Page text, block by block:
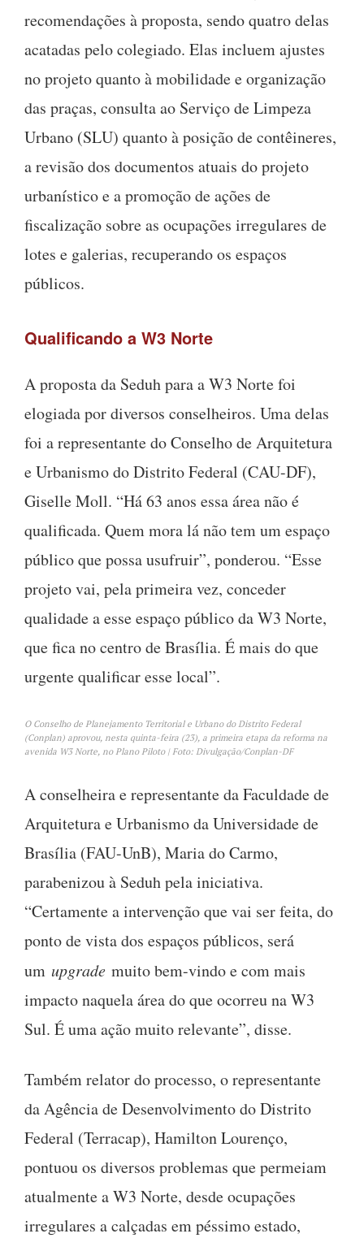
recomendações à proposta, sendo quatro delas
acatadas pelo colegiado. Elas incluem ajustes
no projeto quanto à mobilidade e organização
das praças, consulta ao Serviço de Limpeza
Urbano (SLU) quanto à posição de contêineres,
a revisão dos documentos atuais do projeto
urbanístico e a promoção de ações de
fiscalização sobre as ocupações irregulares de
lotes e galerias, recuperando os espaços
públicos.
Qualificando a W3 Norte
A proposta da Seduh para a W3 Norte foi
elogiada por diversos conselheiros. Uma delas
foi a representante do Conselho de Arquitetura
e Urbanismo do Distrito Federal (CAU-DF),
Giselle Moll. “Há 63 anos essa área não é
qualificada. Quem mora lá não tem um espaço
público que possa usufruir”, ponderou. “Esse
projeto vai, pela primeira vez, conceder
qualidade a esse espaço público da W3 Norte,
que fica no centro de Brasília. É mais do que
urgente qualificar esse local”.
O Conselho de Planejamento Territorial e Urbano do Distrito Federal
(Conplan) aprovou, nesta quinta-feira (23), a primeira etapa da reforma na
avenida W3 Norte, no Plano Piloto | Foto: Divulgação/Conplan-DF
A conselheira e representante da Faculdade de
Arquitetura e Urbanismo da Universidade de
Brasília (FAU-UnB), Maria do Carmo,
parabenizou à Seduh pela iniciativa.
“Certamente a intervenção que vai ser feita, do
ponto de vista dos espaços públicos, será
um upgrade muito bem-vindo e com mais
impacto naquela área do que ocorreu na W3
Sul. É uma ação muito relevante”, disse.
Também relator do processo, o representante
da Agência de Desenvolvimento do Distrito
Federal (Terracap), Hamilton Lourenço,
pontuou os diversos problemas que permeiam
atualmente a W3 Norte, desde ocupações
irregulares a calçadas em péssimo estado,